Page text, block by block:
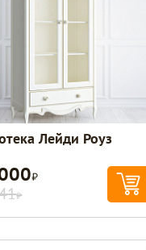
Лейди Роуз
Р
Р